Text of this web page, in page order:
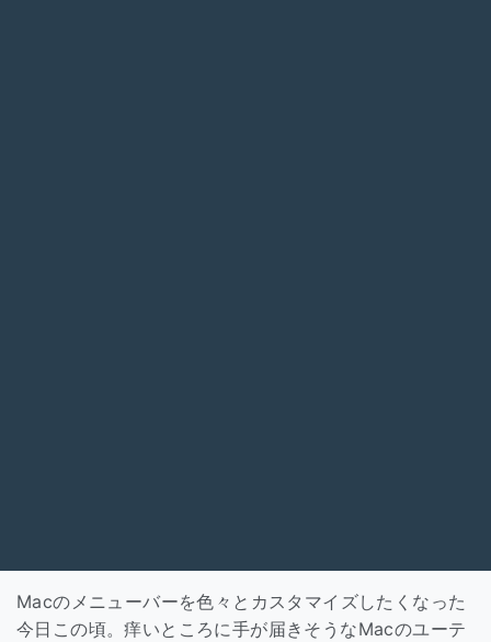
Macのメニューバーを色々とカスタマイズしたくなった
今日この頃。痒いところに手が届きそうなMacのユーテ